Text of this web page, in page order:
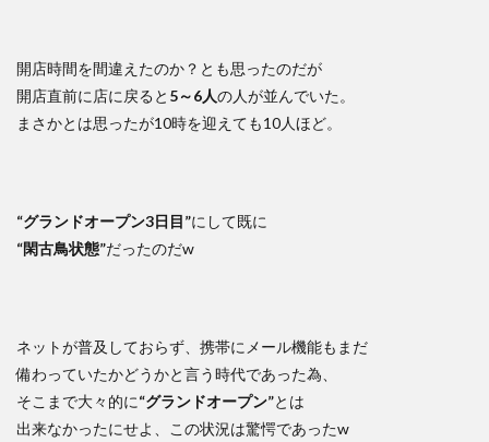
開店時間を間違えたのか？とも思ったのだが
開店直前に店に戻ると 5～6人の人が並んでいた。
まさかとは思ったが10時を迎えても10人ほど。
“グランドオープン3日目”にして既に
“閑古鳥状態”だったのだw
ネットが普及しておらず、携帯にメール機能もまだ
備わっていたかどうかと言う時代であった為、
そこまで大々的に“グランドオープン”とは
出来なかったにせよ、この状況は驚愕であったw